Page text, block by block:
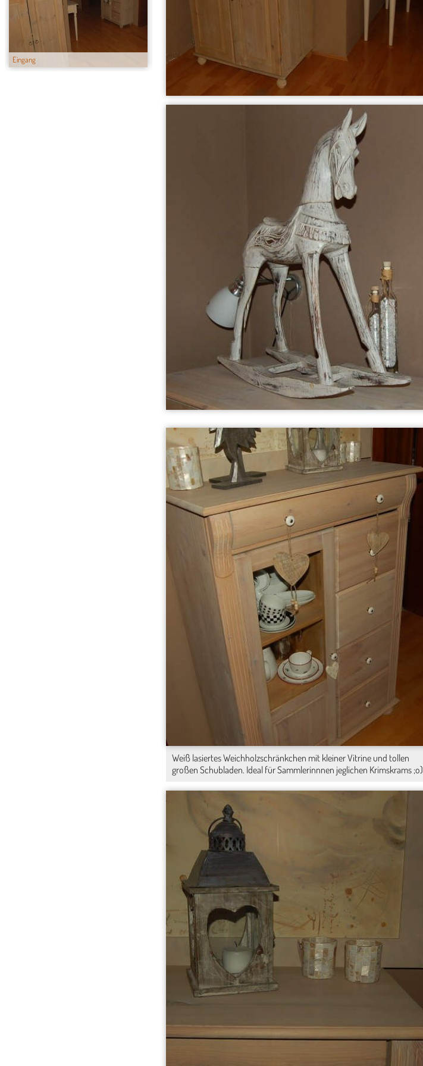
Eingang Küche Wohnzimmer
Weiß lasiertes Weichholzschränkchen mit kleiner Vitrine und tollen
großen Schubladen. Ideal für Sammlerinnnen jeglichen Krimskrams ;o)